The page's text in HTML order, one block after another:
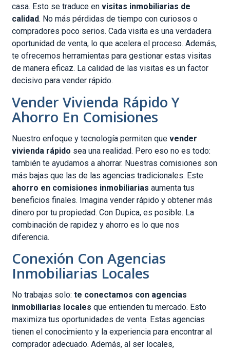
casa. Esto se traduce envisitas inmobiliarias de
calidad. No más pérdidas de tiempo con curiosos o
compradores poco serios. Cada visita es una verdadera
oportunidad de venta, lo que acelera el proceso. Además,
te ofrecemos herramientas para gestionar estas visitas
de manera eficaz. La calidad de las visitas es un factor
decisivo para vender rápido.
Vender Vivienda Rápido Y
Ahorro En Comisiones
Nuestro enfoque y tecnología permiten quevender
vivienda rápido sea una realidad. Pero eso no es todo:
también te ayudamos a ahorrar. Nuestras comisiones son
más bajas que las de las agencias tradicionales. Este
ahorro en comisiones inmobiliarias aumenta tus
beneficios finales. Imagina vender rápido y obtener más
dinero por tu propiedad. Con Dupica, es posible. La
combinación de rapidez y ahorro es lo que nos
diferencia.
Conexión Con Agencias
Inmobiliarias Locales
No trabajas solo:te conectamos con agencias
inmobiliarias locales que entienden tu mercado. Esto
maximiza tus oportunidades de venta. Estas agencias
tienen el conocimiento y la experiencia para encontrar al
comprador adecuado. Además, al ser locales,